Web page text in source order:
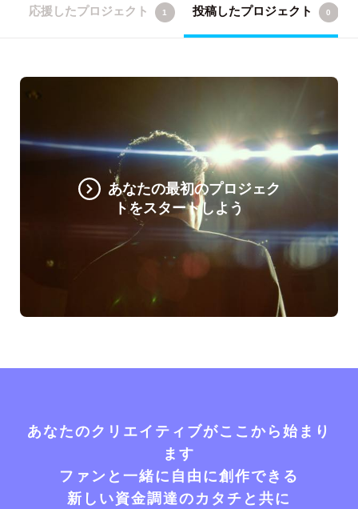
応援したプロジェクト 1 投稿したプロジェクト 0
あなたの最初のプロジェク
トをスタートしよう
あなたのクリエイティブがここから始まり
ます
ファンと一緒に自由に創作できる
新しい資金調達のカタチと共に